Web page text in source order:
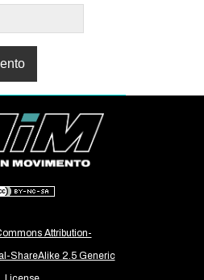
Attribution-
ShareAlike 2.5 Generic